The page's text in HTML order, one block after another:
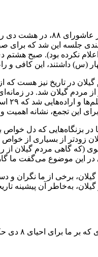
اسلامی راهپیمایی سراسری ۸ و ۹ دی
مردم گیلان شد. در
بزنگاه‌هایی که دل
مردم گیلان زودتر از
برخی از ما نگران